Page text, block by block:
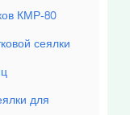
КМР-80
сеялки
для